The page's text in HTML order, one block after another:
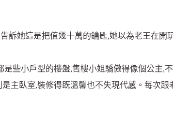
訴她這是把值幾十萬的鑰匙,她以為老王在開
些小戶型的樓盤,售樓小姐驕傲得像個公主,
主臥室,裝修得既溫馨也不失現代感。每次跟